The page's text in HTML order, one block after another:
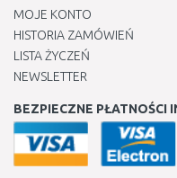
MOJE KONTO
HISTORIA ZAMÓWIEŃ
LISTA ŻYCZEŃ
NEWSLETTER
BEZPIECZNE PŁATNOŚCI